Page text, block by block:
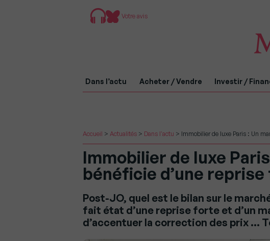
Votre avis
Dans l’actu Acheter / Vendre Investir /
Accueil > Actualités > Dans l'actu > Immobilier de luxe Paris : Un
Immobilier de luxe
bénéficie d’une
Post-JO, quel est le bilan sur le
fait état d’une reprise forte et d’un
d’accentuer la correction des prix …